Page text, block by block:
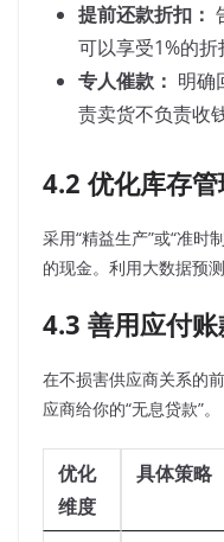
提前还款折扣：
可以享受1%的折
专人催款： 明确
责卖货不负责收钱
4.2 优化库存管
采用“精益生产”或“准时
的现金。利用大数据预
4.3 善用应付
在不损害供应商关系的
应商给你的“无息贷款”。
优化
维度
具体策略